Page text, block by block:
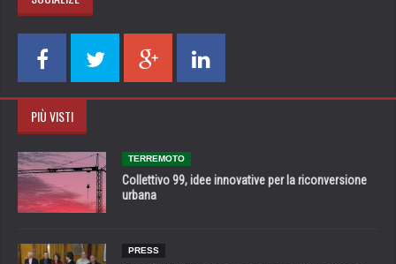
PIÙ VISTI
TERREMOTO
Collettivo 99, idee innovative per la riconversione
urbana
PRESS